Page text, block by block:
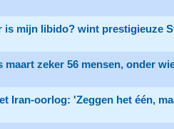
is mijn libido? wint prestigieuze
maart zeker 56 mensen, onder
Iran-oorlog: 'Zeggen het één,